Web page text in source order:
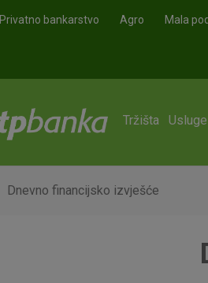
Privatno bankarstvo Agro Mala
Tržišta
Dnevno financijsko izvješće